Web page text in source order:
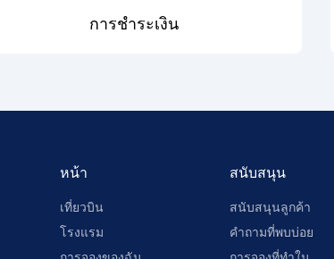
การชำระเงิน
หน้า
เที่ยวบิน
โรงแรม
สนับสนุน
สนับสนุนลูกค้า
คำถามที่พบบ่อย